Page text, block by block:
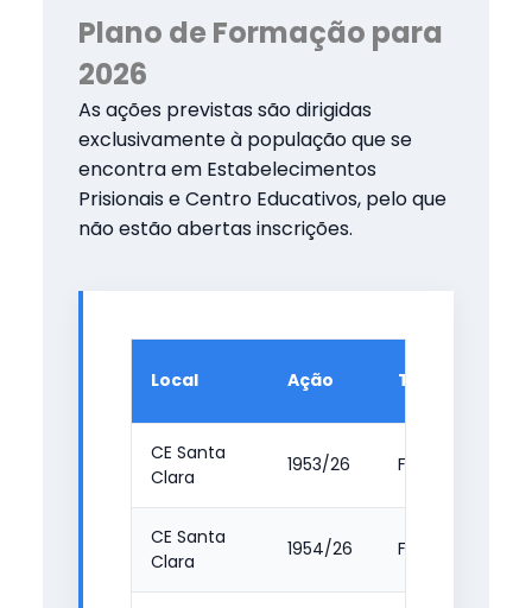
Plano de Formação para
2026
As ações previstas são dirigidas
exclusivamente à população que se
encontra em Estabelecimentos
Prisionais e Centro Educativos, pelo que
não estão abertas inscrições.
Local Ação Tipologia
CE Santa
Clara
1953/26 FMC
CE Santa
Clara
1954/26 FMC